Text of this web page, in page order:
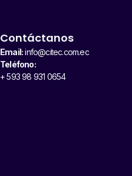
Contáctanos
Email:info@citec.com.ec
Teléfono:
+ 593 98 931 0654